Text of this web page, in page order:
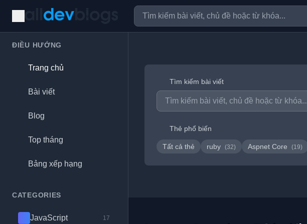
ĐIỀU HƯỚNG
Trang chủ
Bài viết
Blog
Top tháng
Bảng xếp hạng
CATEGORIES
JavaScript 17
Tìm kiếm bài viết
Thẻ phổ biến
Tất cả thẻ ruby (32) Aspnet Core (19)